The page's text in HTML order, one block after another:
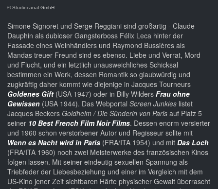
© Studiocanal GmbH
Simone Signoret und Serge Reggiani sind großartig - Claude
Dauphin als dubioser Gangsterboss Félix Leca hinter der
Fassade eines Weinhändlers und Raymond Bussières als
Mandas treuer Freund sind es ebenso. Liebe und Verrat, Mord
und Flucht, und ein letztlich unausweichliches Schicksal
bestimmen ein Werk, dessen Romantik so glaubwürdig und
zugkräftig daher kommt wie diejenige in Jacques Tourneurs
Goldenes Gift (USA 1947) oder in Billy Wilders Frau ohne
Gewissen (USA 1944). Das Webportal Screen Junkies listet
Jacques Beckers Goldhelm / Die Sünderin von Paris auf Platz 5
seiner 10 Best French Film Noir Films. Dessen enorm versierter
und 1960 schon verstorbener Autor und Regisseur sollte mit
Wenn es Nacht wird in Paris (FRA/ITA 1954) und mit Das Loch
(FRA/ITA 1960) noch zwei Meisterwerke des französischen Kinos
folgen lassen. Mit seiner eindeutig sexuellen Spannung als
Triebfeder der Liebesbeziehung und einer im Vergleich mit dem
US-Kino jener Zeit sichtbaren Härte physischer Gewalt überrascht